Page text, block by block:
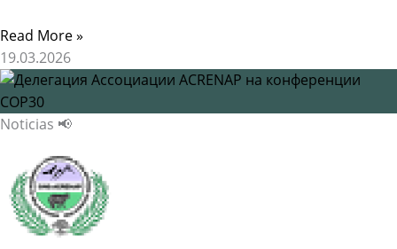
Read More »
19.03.2026
Noticias 📢